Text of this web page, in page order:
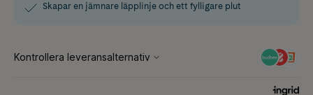
Skapar en jämnare läpplinje och ett fylligare plut